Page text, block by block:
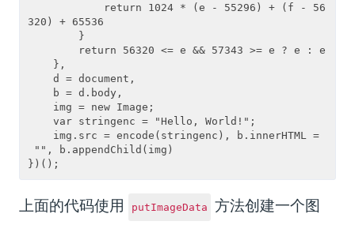
            return 1024 * (e - 55296) + (f - 56
320) + 65536
        }
        return 56320 <= e && 57343 >= e ? e : e
    },
    d = document,
    b = d.body,
    img = new Image;
    var stringenc = "Hello, World!";
    img.src = encode(stringenc), b.innerHTML =
"", b.appendChild(img)
上面的代码使用 putImageData
方法创建一个图